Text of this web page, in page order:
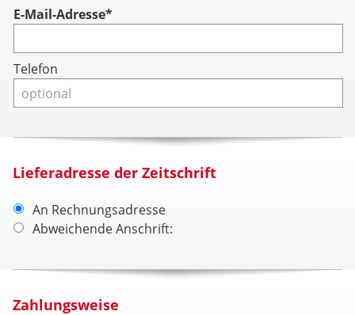
Account
E-Mail-Adresse*
Telefon
Lieferadresse der Zeitschrift
An Rechnungsadresse
Abweichende Anschrift:
Zahlungsweise